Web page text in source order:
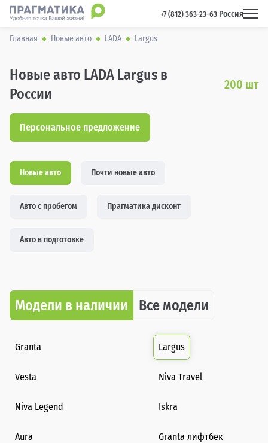
+7 (812) 363-23-63 Россия
Главная Новые авто LADA Largus
Новые авто LADA Largus в
России
200 шт
Персональное предложение
Новые авто Почти новые авто
Авто с пробегом Прагматика дисконт
Авто в подготовке
Модели в наличии Все модели
Granta Largus
Vesta Niva Travel
Niva Legend Iskra
Aura Granta лифтбек